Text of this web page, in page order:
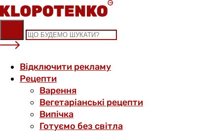
Skip
to
content
Відключити рекламу
Рецепти
Варення
Вегетаріанські рецепти
Випічка
Готуємо без світла